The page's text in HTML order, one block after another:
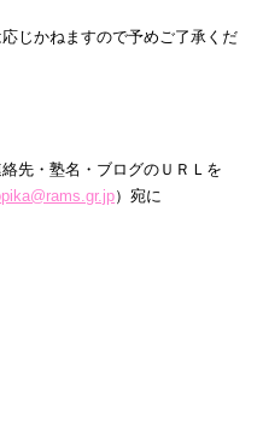
じかねますので予めご了承くだ
先・塾名・ブログのＵＲＬを
）宛に